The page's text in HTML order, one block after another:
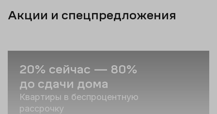
Акции и спецпредложения
20% сейчас — 80%
до сдачи дома
Квартиры в беспроцентную
рассрочку